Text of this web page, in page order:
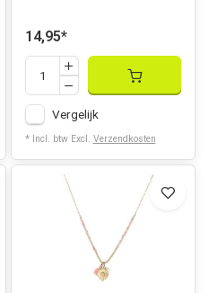
14,95*
Vergelijk
* Incl. btw Excl. Verzendkosten